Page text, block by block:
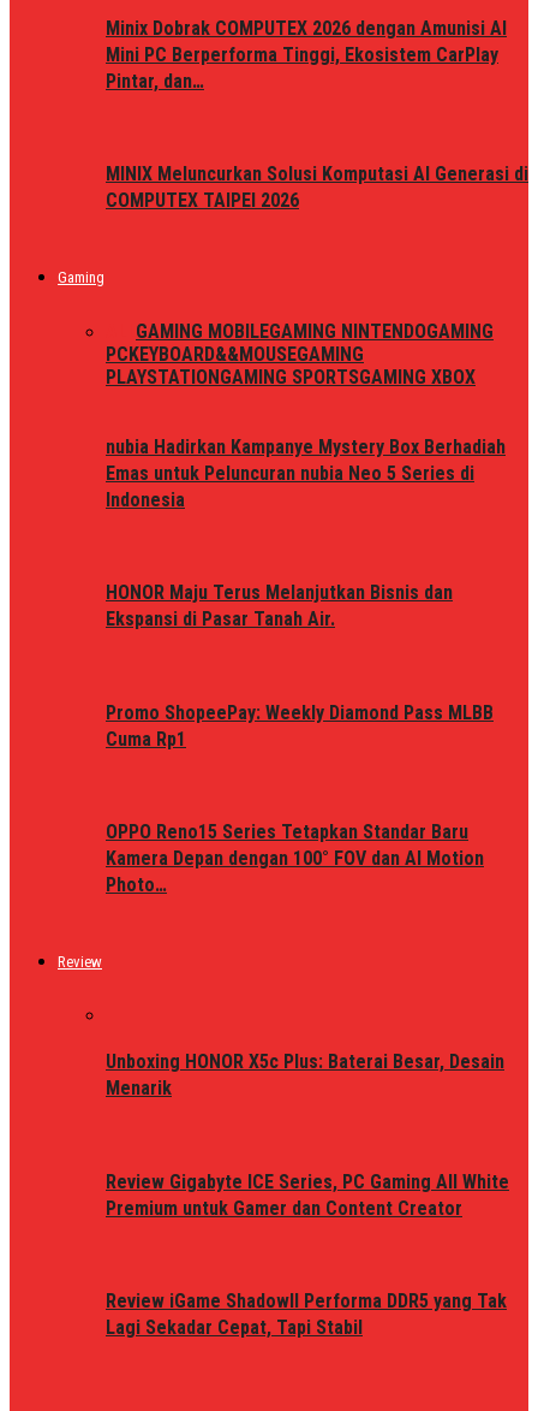
Minix Dobrak COMPUTEX 2026 dengan Amunisi AI
Mini PC Berperforma Tinggi, Ekosistem CarPlay
Pintar, dan…
MINIX Meluncurkan Solusi Komputasi AI Generasi di
COMPUTEX TAIPEI 2026
Gaming
GAMING MOBILEGAMING NINTENDOGAMING
PCKEYBOARD&&MOUSEGAMING
PLAYSTATIONGAMING SPORTSGAMING XBOX
nubia Hadirkan Kampanye Mystery Box Berhadiah
Emas untuk Peluncuran nubia Neo 5 Series di
Indonesia
HONOR Maju Terus Melanjutkan Bisnis dan
Ekspansi di Pasar Tanah Air.
Promo ShopeePay: Weekly Diamond Pass MLBB
Cuma Rp1
OPPO Reno15 Series Tetapkan Standar Baru
Kamera Depan dengan 100° FOV dan AI Motion
Photo…
Review
Unboxing HONOR X5c Plus: Baterai Besar, Desain
Menarik
Review Gigabyte ICE Series, PC Gaming All White
Premium untuk Gamer dan Content Creator
Review iGame ShadowII Performa DDR5 yang Tak
Lagi Sekadar Cepat, Tapi Stabil